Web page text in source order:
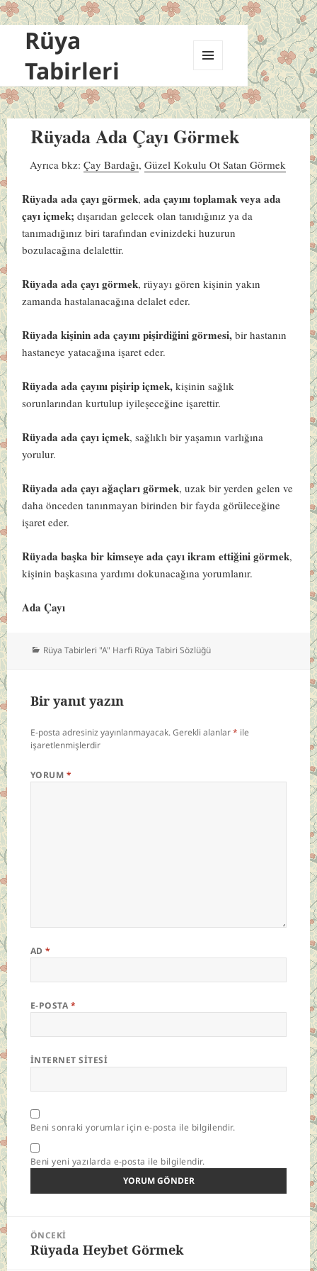
Rüya
Tabirleri
VE
BILEŞENLER
Rüyada Ada Çayı Görmek
Ayrıca bkz:Çay Bardağı,Güzel Kokulu Ot Satan Görmek
Rüyada ada çayı görmek,ada çayını toplamak veya ada
çayı içmek;dışarıdan gelecek olan tanıdığınız ya da
tanımadığınız biri tarafından evinizdeki huzurun
bozulacağına delalettir.
Rüyada ada çayı görmek, rüyayı gören kişinin yakın
zamanda hastalanacağına delalet eder.
Rüyada kişinin ada çayını pişirdiğini görmesi, bir hastanın
hastaneye yatacağına işaret eder.
Rüyada ada çayını pişirip içmek,kişinin sağlık
sorunlarından kurtulup iyileşeceğine işarettir.
Rüyada ada çayı içmek, sağlıklı bir yaşamın varlığına
yorulur.
Rüyada ada çayı ağaçları görmek, uzak bir yerden gelen ve
daha önceden tanınmayan birinden bir fayda görüleceğine
işaret eder.
Rüyada başka bir kimseye ada çayı ikram ettiğini görmek,
kişinin başkasına yardımı dokunacağına yorumlanır.
Ada Çayı
Kategoriler
Rüya Tabirleri "A" Harfi Rüya Tabiri Sözlüğü
Bir yanıt yazın
E-posta adresiniz yayınlanmayacak.Gerekli alanlar* ile
işaretlenmişlerdir
YORUM *
AD*
E-POSTA *
İNTERNET SITESI
Beni sonraki yorumlar için e-posta ile bilgilendir.
Beni yeni yazılarda e-posta ile bilgilendir.
Yazı
gezinmesi
ÖNCEKI
Önceki
Rüyada Heybet Görmek